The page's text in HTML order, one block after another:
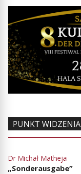
PUNKT WIDZENIA
Dr Michał Matheja
„Sonderausgabe”